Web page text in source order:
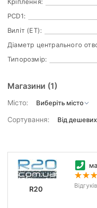
PCD1:
Виліт (ET):
Діаметр центрального
Типорозмір:
Магазини (1)
Місто:
Сортування:
R20 Відгуків